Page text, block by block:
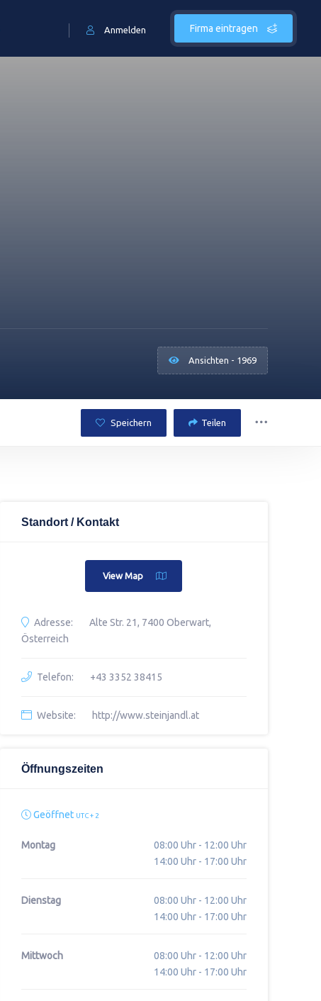
Firma eintragen
Anmelden
Ansichten - 1969
Speichern Teilen
Standort / Kontakt
View Map
Adresse:
Alte Str. 21, 7400 Oberwart,
Österreich
Telefon: +43 3352 38415
Website: http://www.steinjandl.at
Öffnungszeiten
Geöffnet UTC + 2
Montag
08:00 Uhr - 12:00 Uhr
14:00 Uhr - 17:00 Uhr
Dienstag
08:00 Uhr - 12:00 Uhr
14:00 Uhr - 17:00 Uhr
Mittwoch
08:00 Uhr - 12:00 Uhr
14:00 Uhr - 17:00 Uhr